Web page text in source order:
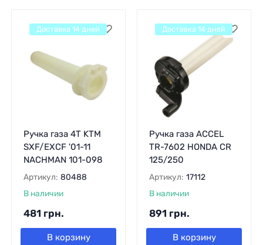
Ручка газа 4T KTM
SXF/EXCF '01-11
NACHMAN 101-098
Артикул: 80488
В наличии
481 грн.
В корзину
Доставка 14 дней
Ручка газа ACCEL
TR-7602 HONDA CR
125/250
Артикул: 17112
В наличии
891 грн.
В корзину
Доставка 14 дней